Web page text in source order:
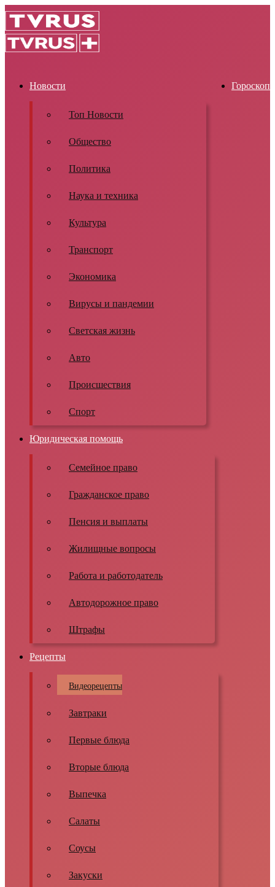
Новости
Топ Новости
Общество
Политика
Наука и техника
Культура
Транспорт
Экономика
Вирусы и пандемии
Светская жизнь
Авто
Происшествия
Спорт
Гороскоп
Юридическая помощь
Семейное право
Гражданское право
Пенсия и выплаты
Жилищные вопросы
Работа и работодатель
Автодорожное право
Штрафы
Рецепты
Видеорецепты
Завтраки
Первые блюда
Вторые блюда
Выпечка
Салаты
Соусы
Закуски